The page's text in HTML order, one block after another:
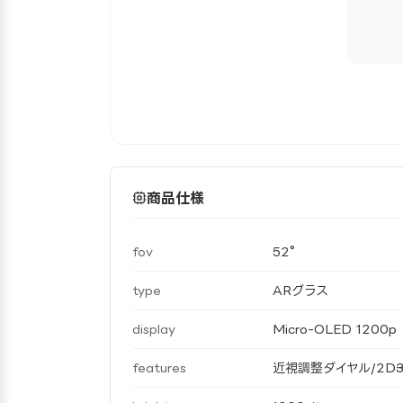
商品仕様
fov 52°
type ARグラス
display Micro-OLED 1200p
features 近視調整ダイヤル/